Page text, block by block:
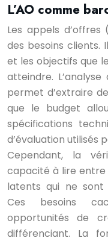
L’AO comme
Les appels
des besoins clients.
et les objectifs que
atteindre.
permet d’extraire
que le budget
spécifications
d’évaluation utilisés
Cependant, la
capacité à lire entre
latents qui ne sont
Ces besoins
opportunités de
différenciant. La